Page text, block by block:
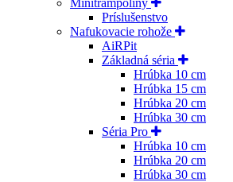
Minitrampolíny
Príslušenstvo
Nafukovacie rohože
AiRPit
Základná séria
Hrúbka 10 cm
Hrúbka 15 cm
Hrúbka 20 cm
Hrúbka 30 cm
Séria Pro
Hrúbka 10 cm
Hrúbka 20 cm
Hrúbka 30 cm